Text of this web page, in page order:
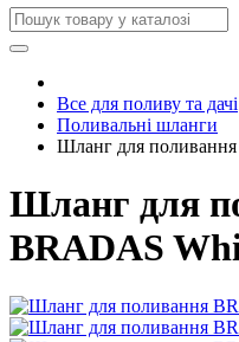
Все для поливу та дачі
Поливальні шланги
Шланг для
Шланг для
BRADAS